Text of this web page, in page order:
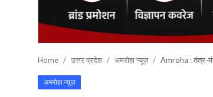
टेक्नोलॉजी / बिजनेस
वायरल न्यूज़
Home उत्तर प्रदेश अमरोहा न्यूज़ Amroha : तंत्र-
अमरोहा न्यूज़